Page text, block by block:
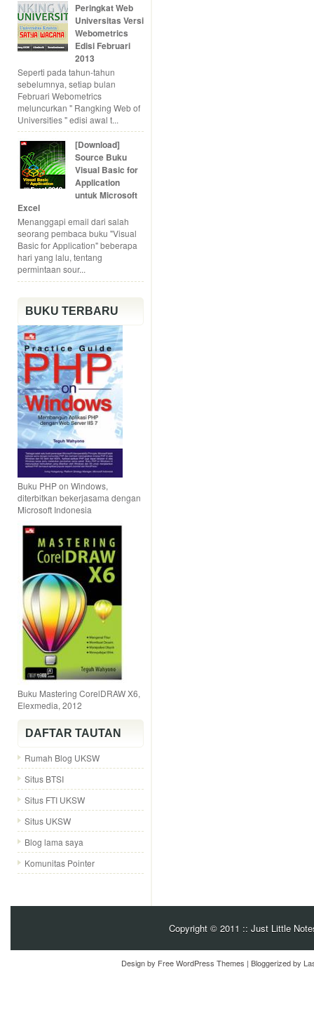
Peringkat Web
Universitas Versi
Webometrics
Edisi Februari
2013
Seperti pada tahun-tahun
sebelumnya, setiap bulan
Februari Webometrics
meluncurkan " Rangking Web of
Universities " edisi awal t...
[Download]
Source Buku
Visual Basic for
Application
untuk Microsoft
Excel
Menanggapi email dari salah
seorang pembaca buku "Visual
Basic for Application" beberapa
hari yang lalu, tentang
permintaan sour...
BUKU TERBARU
Buku PHP on Windows,
diterbitkan bekerjasama dengan
Microsoft Indonesia
Buku Mastering CorelDRAW X6,
Elexmedia, 2012
DAFTAR TAUTAN
Rumah Blog UKSW
Situs BTSI
Situs FTI UKSW
Situs UKSW
Blog lama saya
Komunitas Pointer
Copyright © 2011 :: Just Little
Design by Free WordPress Themes | Bloggerized by